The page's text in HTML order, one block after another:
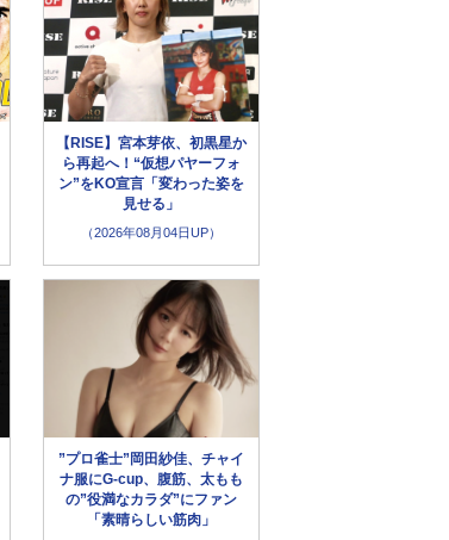
【RISE】宮本芽依、初黒星か
ら再起へ！“仮想パヤーフォ
ン”をKO宣言「変わった姿を
見せる」
（2026年08月04日UP）
”プロ雀士”岡田紗佳、チャイ
ナ服にG-cup、腹筋、太もも
の”役満なカラダ”にファン
「素晴らしい筋肉」